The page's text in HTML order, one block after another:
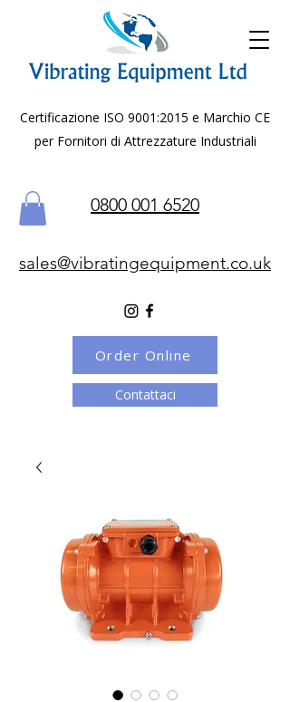
Certificazione ISO 9001:2015 e Marchio CE
per Fornitori di Attrezzature Industriali
0800 001 6520
sales@vibratingequipment.co.uk
Contattaci
Order Online